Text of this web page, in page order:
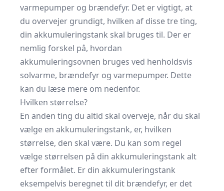
varmepumper og brændefyr. Det er vigtigt, at
du overvejer grundigt, hvilken af disse tre ting,
din akkumuleringstank skal bruges til. Der er
nemlig forskel på, hvordan
akkumuleringsovnen bruges ved henholdsvis
solvarme, brændefyr og varmepumper. Dette
kan du læse mere om nedenfor.
Hvilken størrelse?
En anden ting du altid skal overveje, når du skal
vælge en akkumuleringstank, er, hvilken
størrelse, den skal være. Du kan som regel
vælge størrelsen på din akkumuleringstank alt
efter formålet. Er din akkumuleringstank
eksempelvis beregnet til dit brændefyr, er det